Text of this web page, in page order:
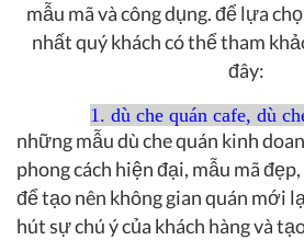
mẫu mã và công dụng. để lựa
nhất quý khách có thể tham
đây:
1. dù che quán cafe, dù
những mẫu dù che quán kinh
phong cách hiện đại, mẫu mã
để tạo nên không gian quán mới
hút sự chú ý của khách hàng và